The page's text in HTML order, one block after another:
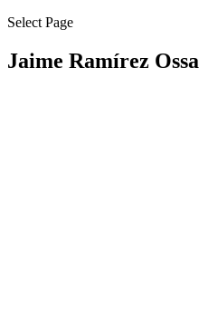
Select Page
Jaime Ramírez Ossa